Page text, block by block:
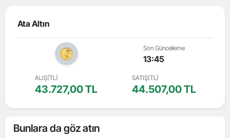
Ata Altın
Son Güncelleme
13:45
ALIŞ(TL)
43.727,00 TL
SATIŞ(TL)
44.507,00 TL
Bunlara da göz atın